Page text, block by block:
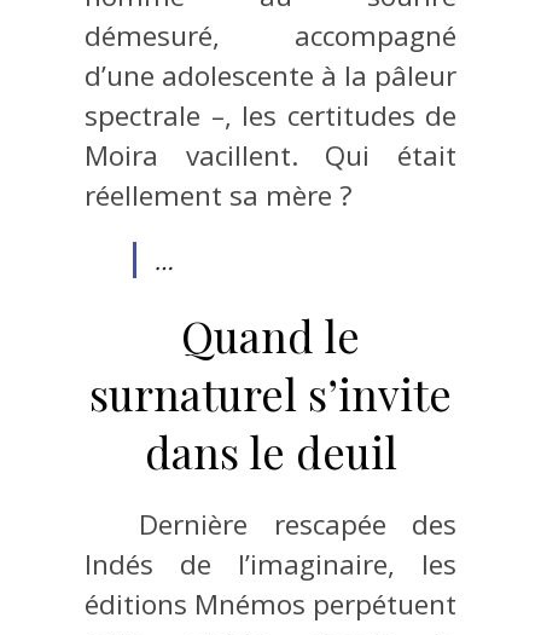
démesuré, accompagné
d’une adolescente à la pâleur
spectrale –, les certitudes de
Moira vacillent. Qui était
réellement sa mère ?
…
Quand le
surnaturel s’invite
dans le deuil
Dernière rescapée des
Indés de l’imaginaire, les
éditions Mnémos perpétuent